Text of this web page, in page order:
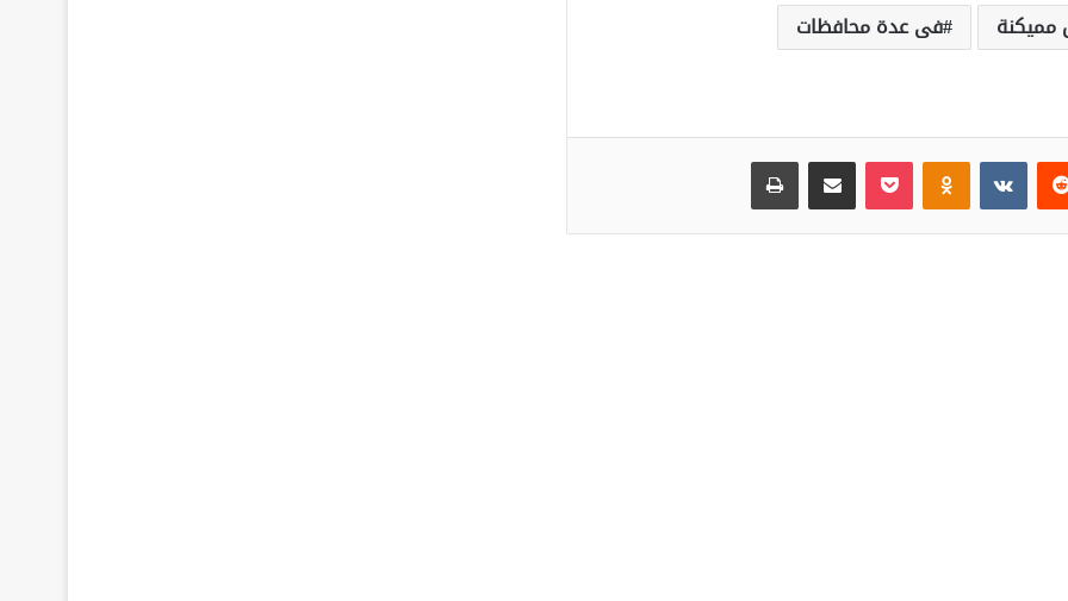
مميكنة فى عدة محافظات
بوكيت